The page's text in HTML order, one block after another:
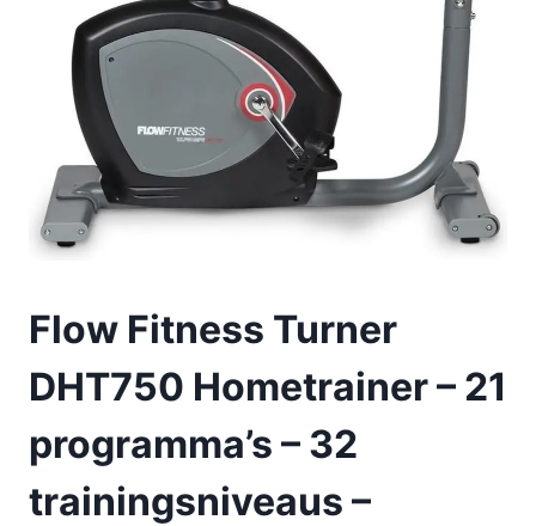
Flow Fitness Turner
DHT750 Hometrainer – 21
programma’s – 32
trainingsniveaus –